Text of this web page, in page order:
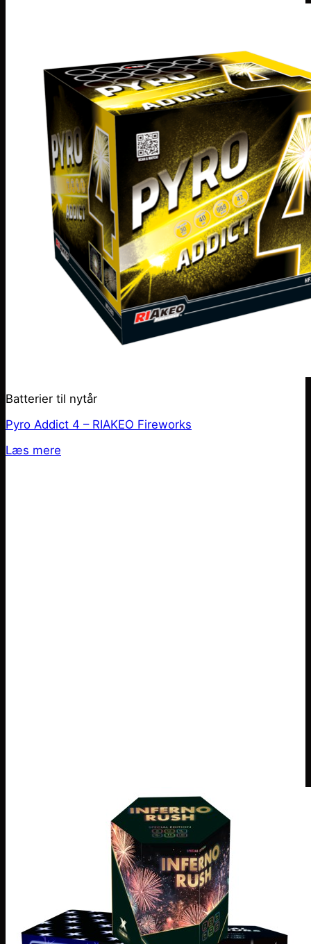
Batterier til nytår
Pyro Addict 4 – RIAKEO Fireworks
Læs mere